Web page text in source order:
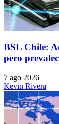
BSL Chile:
pero
7 ago 2026
Kevin Rivera